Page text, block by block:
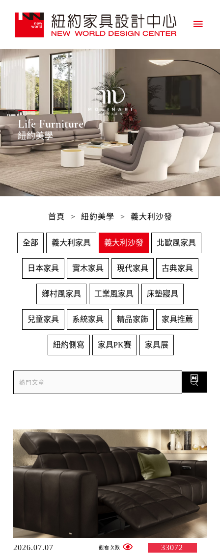
單
Life Furniture
紐約美學
首頁 > 紐約美學 > 義大利沙發
全部 義大利家具 義大利沙發 北歐風家具
日本家具 實木家具 現代家具 古典家具
鄉村風家具 工業風家具 床墊寢具
兒童家具 系統家具 精品家飾 家具推薦
紐約側寫 家具PK賽 家具展

2026.07.07 33072